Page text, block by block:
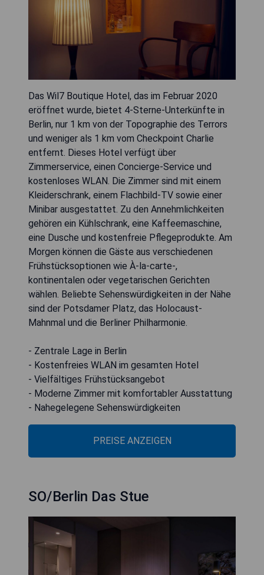
Das Wil7 Boutique Hotel, das im Februar 2020
eröffnet wurde, bietet 4-Sterne-Unterkünfte in
Berlin, nur 1 km von der Topographie des Terrors
und weniger als 1 km vom Checkpoint Charlie
entfernt. Dieses Hotel verfügt über
Zimmerservice, einen Concierge-Service und
kostenloses WLAN. Die Zimmer sind mit einem
Kleiderschrank, einem Flachbild-TV sowie einer
Minibar ausgestattet. Zu den Annehmlichkeiten
gehören ein Kühlschrank, eine Kaffeemaschine,
eine Dusche und kostenfreie Pflegeprodukte. Am
Morgen können die Gäste aus verschiedenen
Frühstücksoptionen wie À-la-carte-,
kontinentalen oder vegetarischen Gerichten
wählen. Beliebte Sehenswürdigkeiten in der Nähe
sind der Potsdamer Platz, das Holocaust-
Mahnmal und die Berliner Philharmonie.
- Zentrale Lage in Berlin
- Kostenfreies WLAN im gesamten Hotel
- Vielfältiges Frühstücksangebot
- Moderne Zimmer mit komfortabler Ausstattung
- Nahegelegene Sehenswürdigkeiten
PREISE ANZEIGEN
SO/Berlin Das Stue